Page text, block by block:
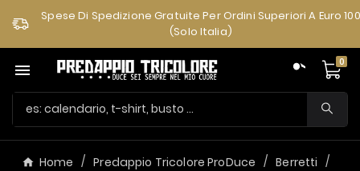
Spese Di Spedizione Gratuite Per Ordini Superiori A Euro 100
(solo Italia)
 0
Home Predappio Tricolore ProDuce
Berretti